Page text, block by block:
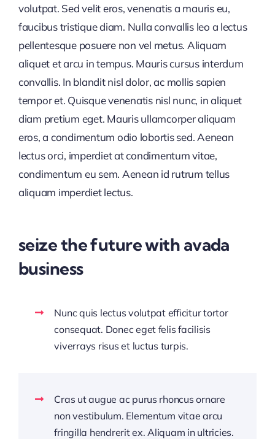
volutpat. Sed velit eros, venenatis a mauris eu,
faucibus tristique diam. Nulla convallis leo a lectus
pellentesque posuere non vel metus. Aliquam
aliquet et arcu in tempus. Mauris cursus interdum
convallis. In blandit nisl dolor, ac mollis sapien
tempor et. Quisque venenatis nisl nunc, in aliquet
diam pretium eget. Mauris ullamcorper aliquam
eros, a condimentum odio lobortis sed. Aenean
lectus orci, imperdiet at condimentum vitae,
condimentum eu sem. Aenean id rutrum tellus
aliquam imperdiet lectus.
seize the future with avada
business
Nunc quis lectus volutpat efficitur tortor
consequat. Donec eget felis facilisis
viverrays risus et luctus turpis.
Cras ut augue ac purus rhoncus ornare
non vestibulum. Elementum vitae arcu
fringilla hendrerit ex. Aliquam in ultricies.